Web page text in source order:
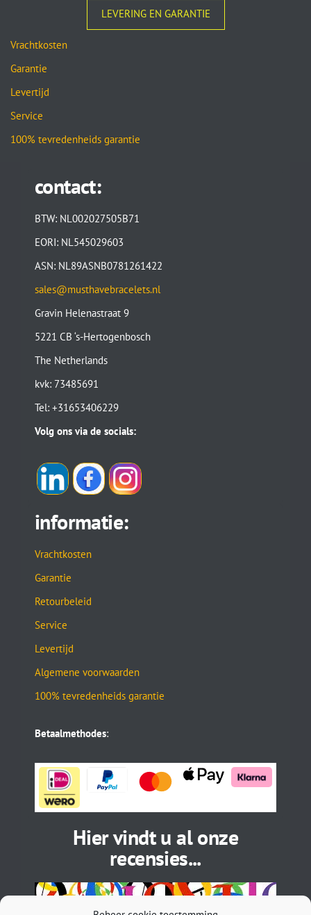
LEVERING EN GARANTIE
Vrachtkosten
Garantie
Levertijd
Service
100% tevredenheids garantie
contact:
BTW: NL002027505B71
EORI: NL545029603
ASN: NL89ASNB0781261422
sales@musthavebracelets.nl
Gravin Helenastraat 9
5221 CB ‘s-Hertogenbosch
The Netherlands
kvk: 73485691
Tel: +31653406229
Volg ons via de socials:
informatie:
Vrachtkosten
Garantie
Retourbeleid
Service
Levertijd
Algemene voorwaarden
100% tevredenheids garantie
Betaalmethodes:
Hier vindt u al onze
recensies...